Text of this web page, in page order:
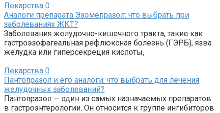
Лекарства 0
Аналоги препарата Эзомепразол: что выбрать при
заболеваниях ЖКТ?
Заболевания желудочно-кишечного тракта, такие как
гастроэзофагеальная рефлюксная болезнь (ГЭРБ), язва
желудка или гиперсекреция кислоты,
Лекарства 0
Пантопразол и его аналоги: что выбрать для лечения
желудочных заболеваний?
Пантопразол — один из самых назначаемых препаратов
в гастроэнтерологии. Он относится к группе ингибиторов